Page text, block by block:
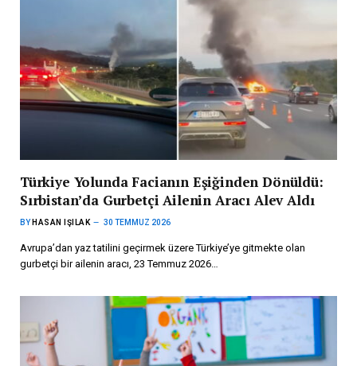
Türkiye Yolunda Facianın Eşiğinden Dönüldü:
Sırbistan’da Gurbetçi Ailenin Aracı Alev Aldı
BY HASAN IŞILAK 30 TEMMUZ 2026
Avrupa’dan yaz tatilini geçirmek üzere Türkiye’ye gitmekte olan
gurbetçi bir ailenin aracı, 23 Temmuz 2026…